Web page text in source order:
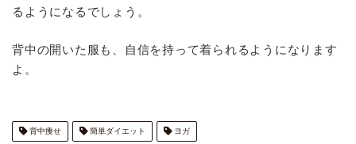
るようになるでしょう。
背中の開いた服も、自信を持って着られるようになります
よ。
背中痩せ 簡単ダイエット ヨガ